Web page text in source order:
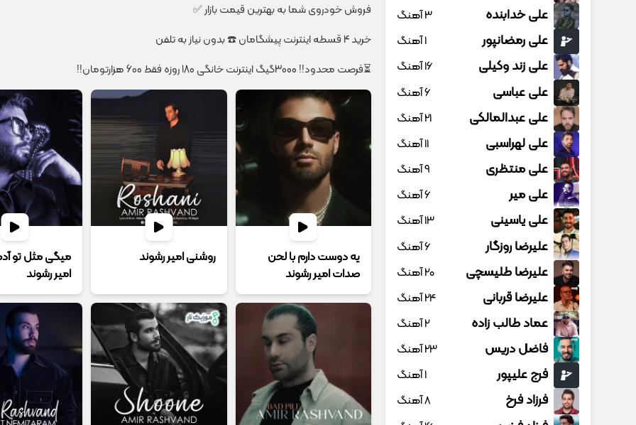
فروش خودروی شما به بهترین قیمت بازار ✅
خرید 4 قسطه اینترنت پیشگامان ☎️ بدون نیاز به تلفن
⏳فرصت محدود!! 3000گیگ اینترنت خانگی 180 روزه فقط 600 هزارتومان!!
یه دوست دارم با لحن
صدات امیر رشوند
روشنی امیر رشوند
میگی مثل تو
امیر رشوند
علی خدابنده 3 آهنگ
علی رمضانپور 1 آهنگ
علی زند وکیلی 16 آهنگ
علی عباسی 6 آهنگ
علی عبدالمالکی 21 آهنگ
علی لهراسبی 11 آهنگ
علی منتظری 9 آهنگ
علی میر 6 آهنگ
علی یاسینی 13 آهنگ
علیرضا روزگار 6 آهنگ
علیرضا طلیسچی 20 آهنگ
علیرضا قربانی 24 آهنگ
عماد طالب زاده 2 آهنگ
فاضل دریس 23 آهنگ
فرج علیپور 1 آهنگ
فرزاد فرخ 8 آهنگ